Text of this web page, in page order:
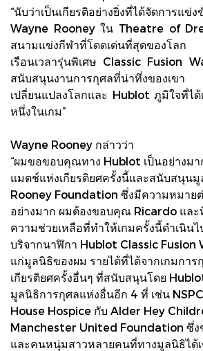
“นับว่าเป็นเกียรติอย่างยิ่งที่ได้จัดการแข่
Wayne Rooney ใน Theatre of
สนามแข่งกีฬาที่โดดเด่นที่สุดของโลก
เรือนเวลารุ่นพิเศษ Classic Fusion
สนับสนุนงานการกุศลที่น่าทึ่งของเขา
เปลี่ยนแปลงโลกและ Hublot ภูมิใจที่ได้
หนึ่งในเกม”
Wayne Rooney กล่าวว่า
“ผมขอขอบคุณทาง Hublot เป็นอย่างม
แมตช์แห่งเกียรติยศครั้งนี้และสนับสนุน
Rooney Foundation ซึ่งมีความหมาย
อย่างมาก ผมต้องขอบคุณ Ricardo และ
ความช่วยเหลือที่ทำให้เกมครั้งนี้ดำเนิน
บริจากนาฬิกา Hublot Classic Fusion
แก่มูลนิธิของผม รายได้ที่ได้จากเกมกา
เกียรติยศครั้งอื่นๆ ที่สนับสนุนโดย
มูลนิธิการกุศลแห่งอื่นอีก 4 ที่ เช่น
House Hospice กับ Alder Hey
Manchester United Foundation ซึ่ง
และคนหนุ่มสาวหลายคนที่ทางมูลนิธิได้เ